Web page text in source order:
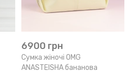
6900 грн
Сумка жіночі OMG
ANASTEISHA бананова